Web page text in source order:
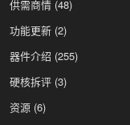
供需商情 (48)
功能更新 (2)
器件介绍 (255)
硬核拆评 (3)
资源 (6)